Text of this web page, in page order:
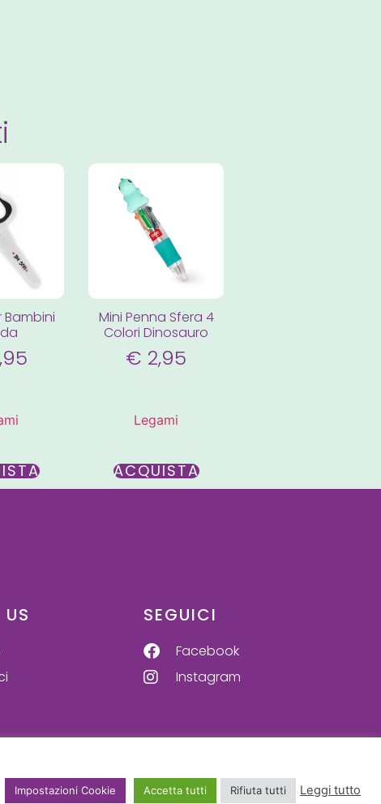
Bambini
Mini Penna Sfera 4
Colori Dinosauro
€ 2,95
Legami
ACQUISTA
SEGUICI
Facebook
Instagram
Sito realizzato da BeW Business World Snc
Impostazioni Cookie Accetta tutti Rifiuta tutti Leggi tutto